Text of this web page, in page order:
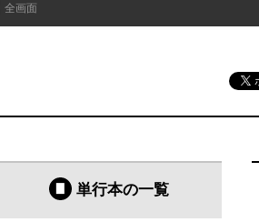
全画面
単行本の一覧